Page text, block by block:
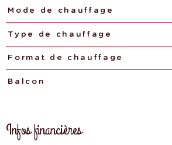
Mode de chauffage
Type de chauffage
Format de chauffage
Balcon
Infos financières